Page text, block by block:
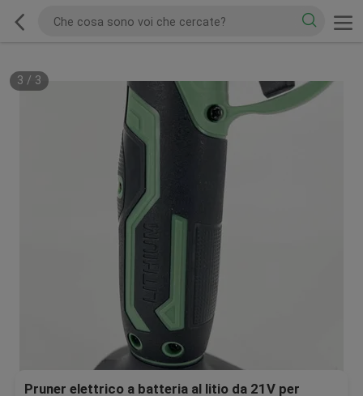
1 / 3
Pruner elettrico a batteria al litio da 21V per